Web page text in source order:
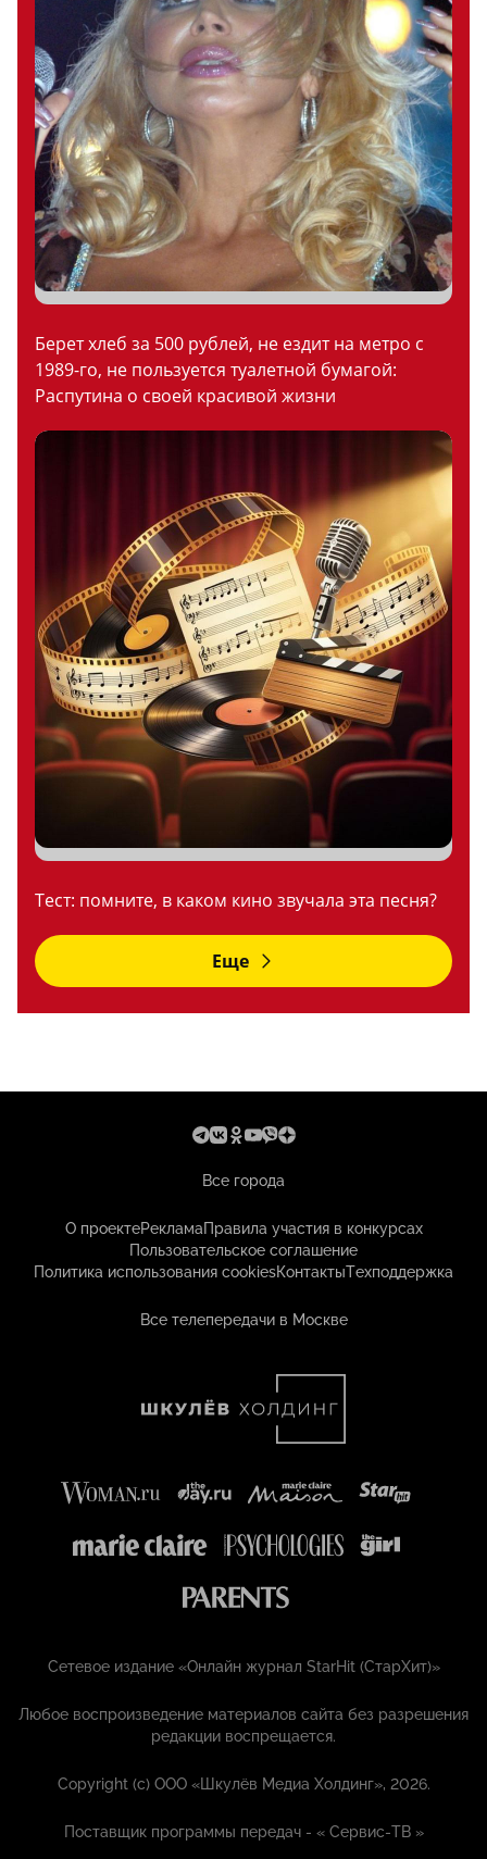
Берет хлеб за 500 рублей, не ездит на метро с
1989-го, не пользуется туалетной бумагой:
Распутина о своей красивой жизни
Тест: помните, в каком кино звучала эта песня?
Еще
Все города
О проектеРекламаПравила участия в конкурсах
Пользовательское соглашение
Политика использования cookiesКонтактыТехподдержка
Все телепередачи в Москве
Сетевое издание «Онлайн журнал StarHit (СтарХит)»
Любое воспроизведение материалов сайта без разрешения
редакции воспрещается.
Copyright (с) ООО «Шкулёв Медиа Холдинг», 2026.
Поставщик программы передач - «Сервис-ТВ »